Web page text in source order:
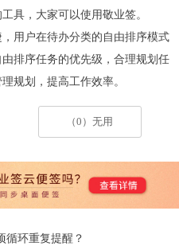
具，大家可以使用敬业签。
用户在待办分类的自由排序模式
排序任务的优先级，合理规划任
规划，提高工作效率。
（0）无用
循环重复提醒？